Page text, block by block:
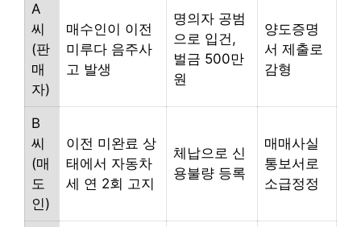
A
씨
(판
매
자)
매수인이 이전
미루다 음주사
고 발생
명의자 공범
으로 입건,
벌금 500만
원
양도증명
서 제출로
감형
B
씨
(매
도
인)
이전 미완료 상
태에서 자동차
세 연 2회 고지
체납으로 신
용불량 등록
매매사실
통보서로
소급정정